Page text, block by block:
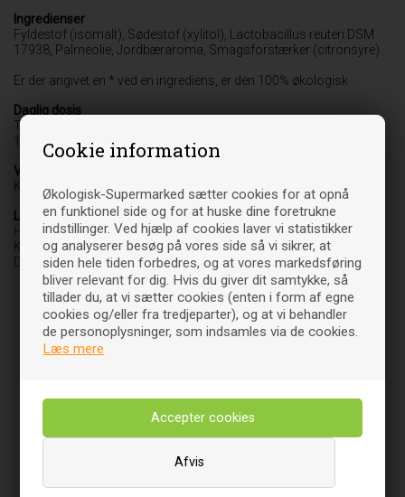
Cookie information
Økologisk-Supermarked sætter cookies for at opnå
en funktionel side og for at huske dine foretrukne
indstillinger. Ved hjælp af cookies laver vi statistikker
og analyserer besøg på vores side så vi sikrer, at
siden hele tiden forbedres, og at vores markedsføring
bliver relevant for dig. Hvis du giver dit samtykke, så
tillader du, at vi sætter cookies (enten i form af egne
cookies og/eller fra tredjeparter), og at vi behandler
de personoplysninger, som indsamles via de cookies.
Læs mere
Afvis
Ingredienser
Fyldestof (isomalt), Sødestof (xylitol), Lactobacillus reuteri DSM
17938, Palmeolie, Jordbæraroma, Smagsforstærker (citronsyre)
Er der angivet en * ved en ingrediens, er den 100% økologisk
Daglig dosis
Til børn fra 3 år og voksne:
1-2 tabletter
Varebetegnelse
Kosttilskud
Leverandør
Hero Danmark ApS
Kirsten Walthers Vej 8A, 1. sal
DK-2500 Valby